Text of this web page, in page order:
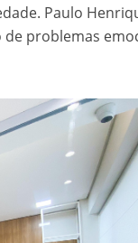
Paulo
de problemas